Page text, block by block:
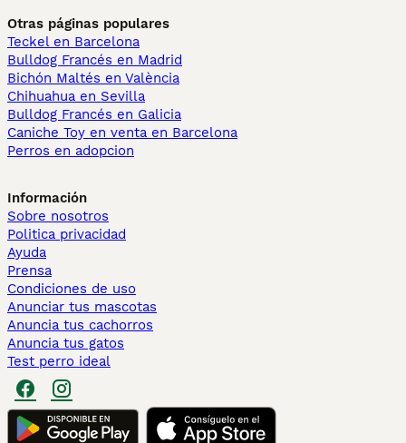
Otras páginas populares
Teckel en Barcelona
Bulldog Francés en Madrid
Bichón Maltés en València
Chihuahua en Sevilla
Bulldog Francés en Galicia
Caniche Toy en venta en Barcelona
Perros en adopcion
Información
Sobre nosotros
Politica privacidad
Ayuda
Prensa
Condiciones de uso
Anunciar tus mascotas
Anuncia tus cachorros
Anuncia tus gatos
Test perro ideal